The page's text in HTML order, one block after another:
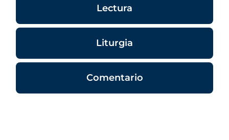
Lectura
Liturgia
Comentario